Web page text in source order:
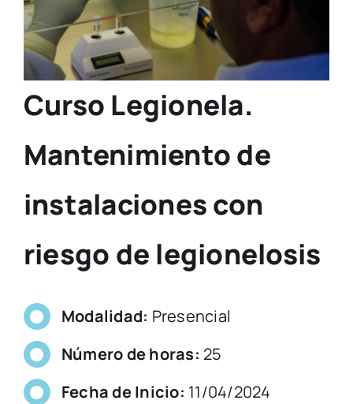
Curso Legionela.
Mantenimiento de
instalaciones con
riesgo de legionelosis
Modalidad: Presencial
Número de horas: 25
Fecha de Inicio: 11/04/2024